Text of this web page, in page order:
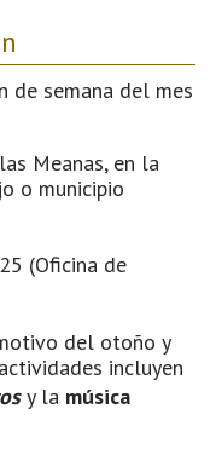
de semana del mes
Meanas, en la
o municipio
(Oficina de
del otoño y
incluyen
y la música